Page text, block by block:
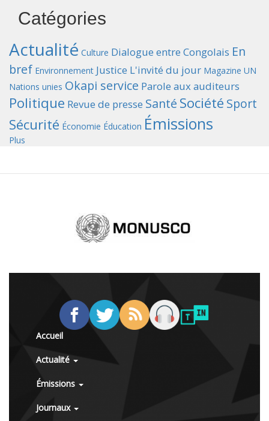
Catégories
Actualité Culture Dialogue entre Congolais En
bref Environnement Justice L'invité du jour Magazine UN
Nations unies Okapi service Parole aux auditeurs
Politique Revue de presse Santé Société Sport
Sécurité Économie Éducation Émissions
Plus
Accueil
Actualité
Émissions
Journaux